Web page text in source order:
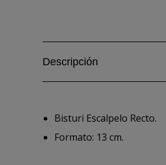
Descripción
Bisturi Escalpelo Recto.
Formato: 13 cm.